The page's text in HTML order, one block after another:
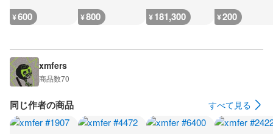
¥600 ¥800 ¥181,300 ¥200
xmfers
商品数70
同じ作者の商品 すべて見る